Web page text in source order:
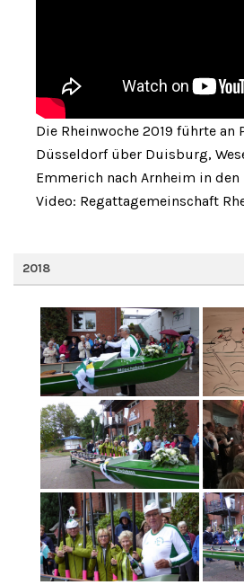
Die Rheinwoche 2019 führte an
Düsseldorf über Duisburg,
Emmerich nach Arnheim in
Video: Regattagemeinschaft
2018